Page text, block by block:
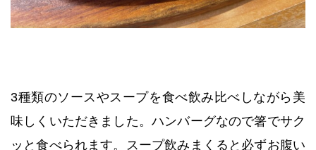
3種類のソースやスープを食べ飲み比べしながら美
味しくいただきました。ハンバーグなので箸でサク
ッと食べられます。スープ飲みまくると必ずお腹い